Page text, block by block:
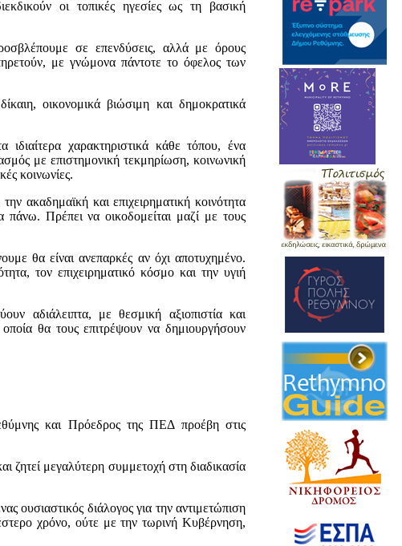
οι τοπικές ηγεσίες ως τη βασική
σε επενδύσεις, αλλά με όρους
με γνώμονα πάντοτε το όφελος των
οικονομικά βιώσιμη και δημοκρατικά
ιδιαίτερα χαρακτηριστικά κάθε τόπου, ένα
με επιστημονική τεκμηρίωση, κοινωνική
κοινωνίες.
ακαδημαϊκή και επιχειρηματική κοινότητα
πάνω. Πρέπει να οικοδομείται μαζί με τους
θα είναι ανεπαρκές αν όχι αποτυχημένο.
τον επιχειρηματικό κόσμο και την υγιή
αδιάλειπτα, με θεσμική αξιοπιστία και
θα τους επιτρέψουν να δημιουργήσουν
και Πρόεδρος της ΠΕΔ προέβη στις
ζητεί μεγαλύτερη συμμετοχή στη διαδικασία
ουσιαστικός διάλογος για την αντιμετώπιση
χρόνο, ούτε με την τωρινή Κυβέρνηση,